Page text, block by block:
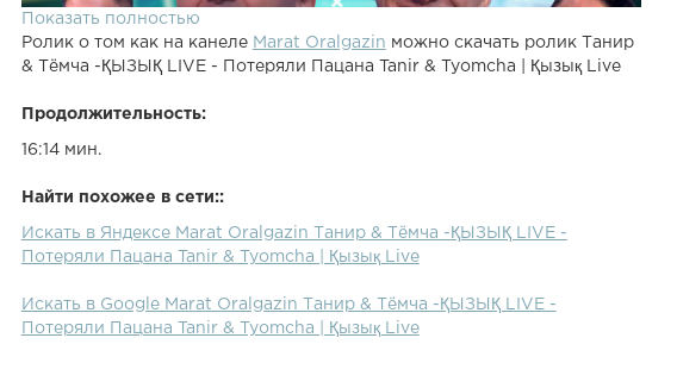
Показать полностью
Ролик о том как на канеле Marat Oralgazin можно скачать ролик Танир
& Тёмча -ҚЫЗЫҚ LIVE - Потеряли Пацана Tanir & Tyomcha | Қызық Live
Продолжительность:
16:14 мин.
Найти похожее в сети::
Искать в Яндексе Marat Oralgazin Танир & Тёмча -ҚЫЗЫҚ LIVE -
Потеряли Пацана Tanir & Tyomcha | Қызық Live
Искать в Google Marat Oralgazin Танир & Тёмча -ҚЫЗЫҚ LIVE -
Потеряли Пацана Tanir & Tyomcha | Қызық Live